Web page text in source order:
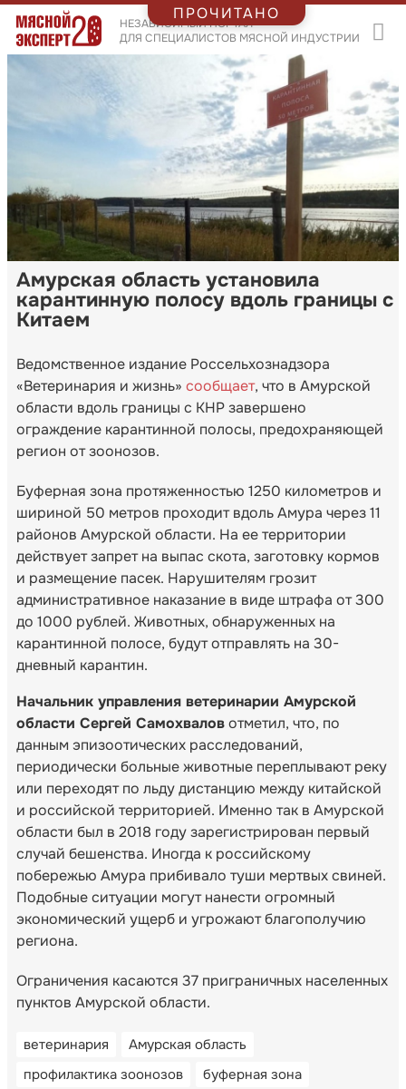
НЕЗАВИСИМЫЙ ПОРТАЛ
ДЛЯ СПЕЦИАЛИСТОВ МЯСНОЙ ИНДУСТРИИ
Амурская область установила
карантинную полосу вдоль границы с
Китаем
Ведомственное издание Россельхознадзора
«Ветеринария и жизнь» сообщает, что в Амурской
области вдоль границы с КНР завершено
ограждение карантинной полосы, предохраняющей
регион от зоонозов.
Буферная зона протяженностью 1250 километров и
шириной 50 метров проходит вдоль Амура через 11
районов Амурской области. На ее территории
действует запрет на выпас скота, заготовку кормов
и размещение пасек. Нарушителям грозит
административное наказание в виде штрафа от 300
до 1000 рублей. Животных, обнаруженных на
карантинной полосе, будут отправлять на 30-
дневный карантин.
Начальник управления ветеринарии Амурской
области Сергей Самохваловотметил, что, по
данным эпизоотических расследований,
периодически больные животные переплывают реку
или переходят по льду дистанцию между китайской
и российской территорией. Именно так в Амурской
области был в 2018 году зарегистрирован первый
случай бешенства. Иногда к российскому
побережью Амура прибивало туши мертвых свиней.
Подобные ситуации могут нанести огромный
экономический ущерб и угрожают благополучию
региона.
Ограничения касаются 37 приграничных населенных
пунктов Амурской области.
ветеринария
Амурская область
профилактика зоонозов
буферная зона
ПРОЧИТАНО